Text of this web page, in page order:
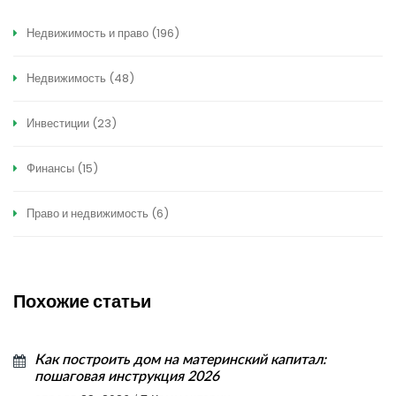
Недвижимость и право (196)
Недвижимость (48)
Инвестиции (23)
Финансы (15)
Право и недвижимость (6)
Похожие статьи
Как построить дом на материнский капитал:
пошаговая инструкция 2026